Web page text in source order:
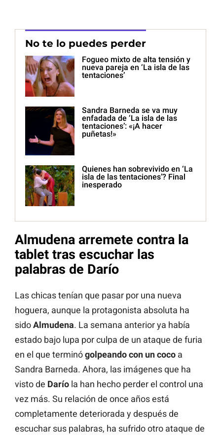
No te lo puedes perder
Fogueo mixto de alta tensión y
nueva pareja en ‘La isla de las
tentaciones’
Sandra Barneda se va muy
enfadada de ‘La isla de las
tentaciones’: «¡A hacer
puñetas!»
Quienes han sobrevivido en ‘La
isla de las tentaciones’? Final
inesperado
Almudena arremete contra la
tablet tras escuchar las
palabras de Darío
Las chicas tenían que pasar por una nueva
hoguera, aunque la protagonista absoluta ha
sidoAlmudena. La semana anterior ya había
estado bajo lupa por culpa de un ataque de furia
en el que terminógolpeando con un coco a
Sandra Barneda. Ahora, las imágenes que ha
visto de Darío la han hecho perder el control una
vez más. Su relación de once años está
completamente deteriorada y después de
escuchar sus palabras, ha sufrido otro ataque de